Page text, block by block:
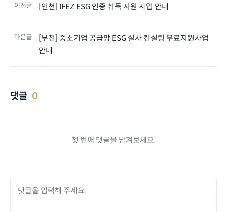
이전글 [인천] IFEZ ESG 인증 취득 지원 사업 안내
다음글
[부천] 중소기업 공급망 ESG 실사 컨설팅 무료지원사업
안내
댓글 0
첫 번째 댓글을 남겨보세요.